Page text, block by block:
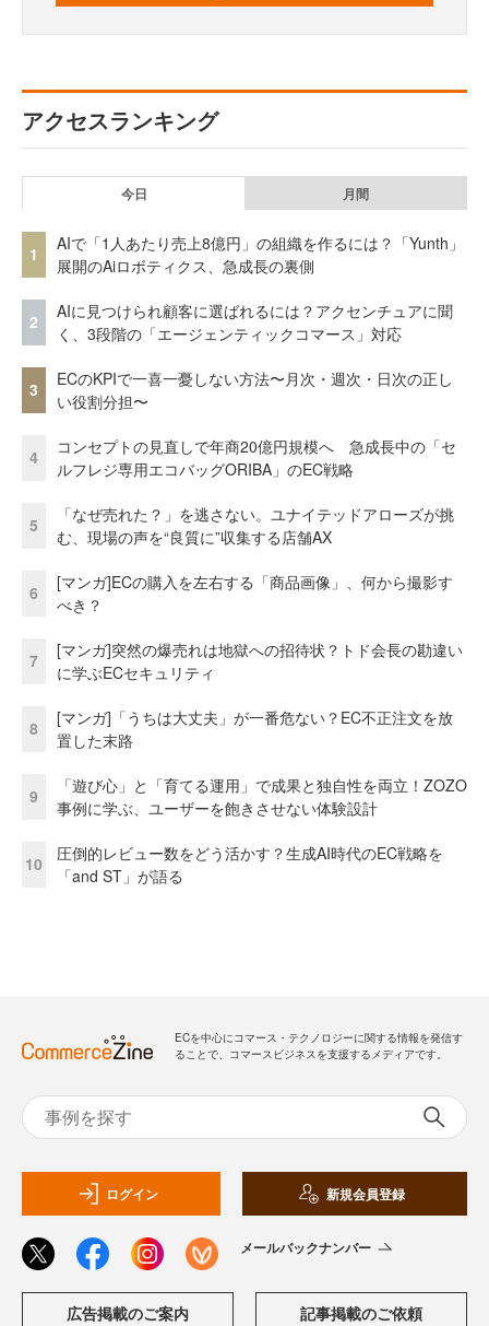
アクセスランキング
今日 月間
1
AIで「1人あたり売上8億円」の組織を作るには？「Yunth」
展開のAiロボティクス、急成長の裏側
2
AIに見つけられ顧客に選ばれるには？アクセンチュアに聞
く、3段階の「エージェンティックコマース」対応
3
ECのKPIで一喜一憂しない方法〜月次・週次・日次の正し
い役割分担〜
4
コンセプトの見直しで年商20億円規模へ 急成長中の「セ
ルフレジ専用エコバッグORIBA」のEC戦略
5
「なぜ売れた？」を逃さない。ユナイテッドアローズが挑
む、現場の声を“良質に”収集する店舗AX
6
[マンガ]ECの購入を左右する「商品画像」、何から撮影す
べき？
7
[マンガ]突然の爆売れは地獄への招待状？トド会長の勘違い
に学ぶECセキュリティ
8
[マンガ]「うちは大丈夫」が一番危ない？EC不正注文を放
置した末路
9
「遊び心」と「育てる運用」で成果と独自性を両立！ZOZO
事例に学ぶ、ユーザーを飽きさせない体験設計
10
圧倒的レビュー数をどう活かす？生成AI時代のEC戦略を
「and ST」が語る
ECを中心にコマース・テクノロジーに関する情報を発信す
ることで、コマースビジネスを支援するメディアです。
ログイン 新規会員登録
メールバックナンバー
広告掲載のご案内 記事掲載のご依頼